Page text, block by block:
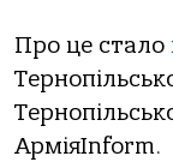
Про це стало
АрміяInform.